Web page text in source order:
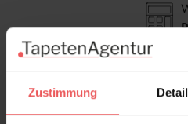
Zustimmung
In den Raumbildern ist das
abgebildet.